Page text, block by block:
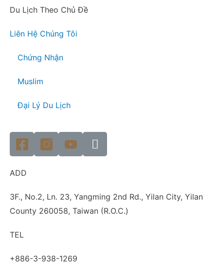
Du Lịch Theo Chủ Đề
Liên Hệ Chúng Tôi
Chứng Nhận
Muslim
Đại Lý Du Lịch
ADD
3F., No.2, Ln. 23, Yangming 2nd Rd., Yilan City, Yilan
County 260058, Taiwan (R.O.C.)
TEL
+886-3-938-1269​